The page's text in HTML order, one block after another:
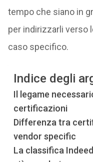
tempo che siano in
per indirizzarli verso
caso specifico.
Indice degli
Il legame
certificazioni
Differenza tra
vendor specific
La classifica